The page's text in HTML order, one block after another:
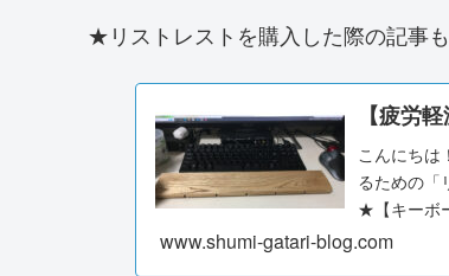
★リストレストを購入した際の記事
【疲労
こんにちは
るための「
★【キーボ
www.shumi-gatari-blog.com